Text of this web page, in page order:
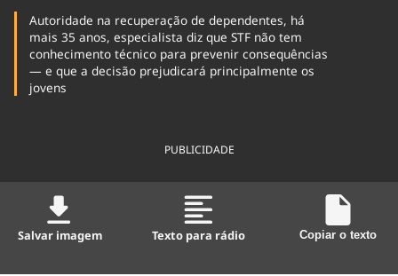
Autoridade na recuperação de dependentes, há
mais 35 anos, especialista diz que STF não tem
conhecimento técnico para prevenir consequências
— e que a decisão prejudicará principalmente os
jovens
PUBLICIDADE
Salvar imagem Texto para rádio Copiar o texto